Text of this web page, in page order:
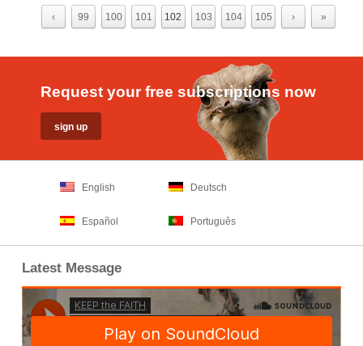
‹ 99 100 101 102 103 104 105 › »
Request your free subscriptions now
English Deutsch
Español Português
Latest Message